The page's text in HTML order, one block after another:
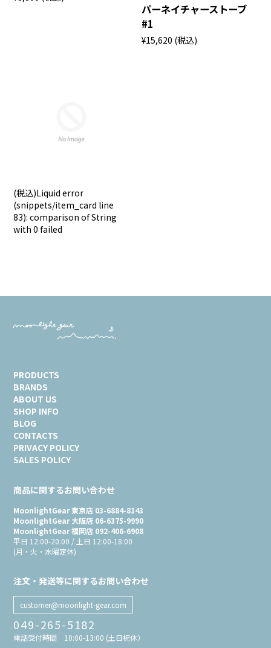
パーネイチャーストーブ
#1
¥15,620 (税込)
(税込)Liquid error
(snippets/item_card line
83): comparison of String
with 0 failed
PRODUCTS
BRANDS
ABOUT US
SHOP INFO
BLOG
CONTACTS
PRIVACY POLICY
SALES POLICY
商品に関するお問い合わせ
MoonlightGear 東京店 03-6884-8143
MoonlightGear 大阪店 06-6375-9990
MoonlightGear 福岡店 092-406-6908
平日 12:00-20:00 / 土日 12:00-18:00
(月・火・水曜定休)
注文・発送等に関するお問い合わせ
customer@moonlight-gear.com
049-265-5182
電話受付時間 10:00-13:00 (土日祝休）